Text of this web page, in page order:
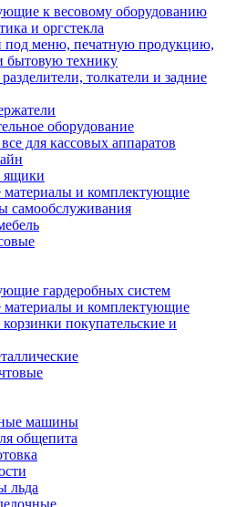
к весовому оборудованию
и оргстекла
под меню, печатную продукцию,
бытовую технику
толкатели и задние
оборудование
для кассовых аппаратов
ящики
материалы и комплектующие
самообслуживания
гардеробных систем
материалы и комплектующие
покупательские и
машины
общепита
льда